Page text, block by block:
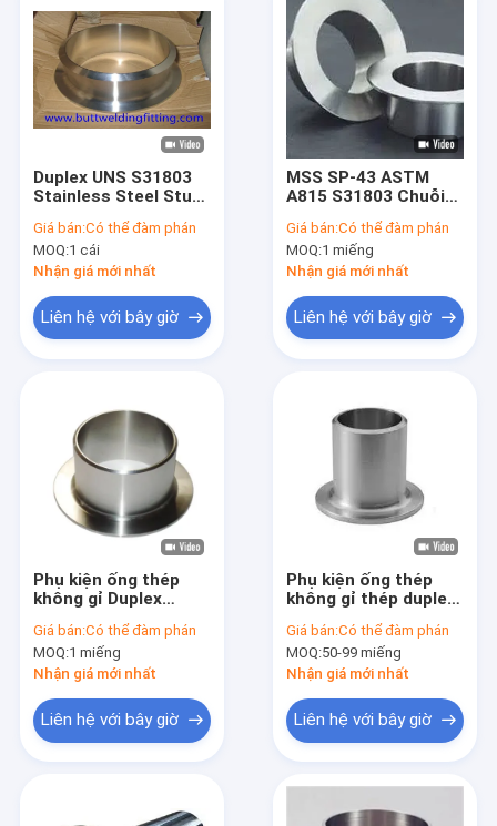
Các sản phẩm
Về chúng tôi
Tham quan nhà máy
Tin tức
Yêu cầu báo giá
Phụ kiện hàn mông
Duplex UNS S31803
Stainless Steel Stub
Thiết bị hàn lưng
không may
Giá bán:Có thể đàm phán
MOQ:1 cái
Nhận giá mới nhất
Liên hệ với bây giờ
MSS SP-43 ASTM
A815 S31803 Chuỗi
thúc ống thép không
gỉ
Giá bán:Có thể đàm phán
MOQ:1 miếng
Nhận giá mới nhất
Liên hệ với bây giờ
Phụ kiện ống thép
không gỉ Duplex
S32750/S32760/S31803
ASME B16.9/MSS SP-
43 Đầu nối ống nối
Giá bán:Có thể đàm phán
MOQ:1 miếng
Nhận giá mới nhất
Liên hệ với bây giờ
Phụ kiện ống thép
không gỉ thép duplex
ống lửng ASTM A815
S32750/S32760
Giá bán:Có thể đàm phán
MOQ:50-99 miếng
Nhận giá mới nhất
Liên hệ với bây giờ